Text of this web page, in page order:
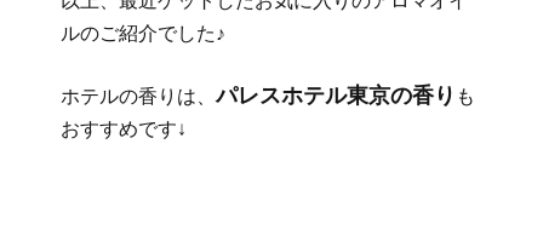
ルのご紹介でした♪
ホテルの香りは、パレスホテル東京の香り も
おすすめです↓